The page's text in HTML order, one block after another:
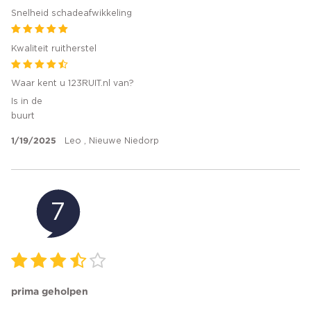
Snelheid schadeafwikkeling
Kwaliteit ruitherstel
Waar kent u 123RUIT.nl van?
Is in de
buurt
1/19/2025 Leo , Nieuwe Niedorp
7
prima geholpen